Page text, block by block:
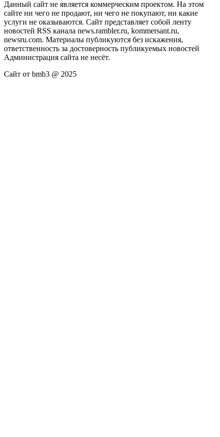
Данный сайт не является коммерческим проектом. На этом
сайте ни чего не продают, ни чего не покупают, ни какие
услуги не оказываются. Сайт представляет собой ленту
новостей RSS канала news.rambler.ru, kommersant.ru,
newsru.com. Материалы публикуются без искажения,
ответственность за достоверность публикуемых новостей
Администрация сайта не несёт.
Сайт от bmb3 @ 2025